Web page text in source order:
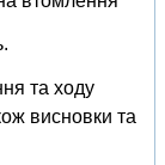
та ходу
висновки та